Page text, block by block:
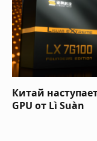
Китай
GPU от Lì Suàn